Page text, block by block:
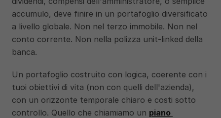
accumulo, deve finire in un portafoglio diversificato
a livello globale. Non nel terzo immobile. Non nel
conto corrente. Non nella polizza unit-linked della
banca.
Un portafoglio costruito con logica, coerente con i
tuoi obiettivi di vita (non con quelli dell'azienda),
con un orizzonte temporale chiaro e costi sotto
controllo. Quello che chiamiamo un piano